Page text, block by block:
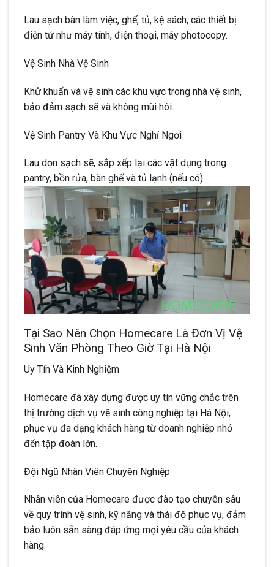
Lau sạch bàn làm việc, ghế, tủ, kệ sách, các thiết bị
điện tử như máy tính, điện thoại, máy photocopy.
Vệ Sinh Nhà Vệ Sinh
Khử khuẩn và vệ sinh các khu vực trong nhà vệ sinh,
bảo đảm sạch sẽ và không mùi hôi.
Vệ Sinh Pantry Và Khu Vực Nghỉ Ngơi
Lau dọn sạch sẽ, sắp xếp lại các vật dụng trong
pantry, bồn rửa, bàn ghế và tủ lạnh (nếu có).
Tại Sao Nên Chọn Homecare Là Đơn Vị Vệ
Sinh Văn Phòng Theo Giờ Tại Hà Nội
Uy Tín Và Kinh Nghiệm
Homecare đã xây dựng được uy tín vững chắc trên
thị trường dịch vụ vệ sinh công nghiệp tại Hà Nội,
phục vụ đa dạng khách hàng từ doanh nghiệp nhỏ
đến tập đoàn lớn.
Đội Ngũ Nhân Viên Chuyên Nghiệp
Nhân viên của Homecare được đào tạo chuyên sâu
về quy trình vệ sinh, kỹ năng và thái độ phục vụ, đảm
bảo luôn sẵn sàng đáp ứng mọi yêu cầu của khách
hàng.